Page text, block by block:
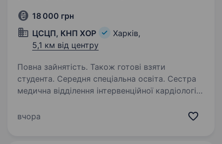
18 000 грн
ЦСЦП, КНП ХОР
Харків,
5,1 км від центру
Повна зайнятість. Також готові взяти
студента. Середня спеціальна освіта. Сестра
медична відділення інтервенційної кардіології
«Центр серцево-судинних
вчора